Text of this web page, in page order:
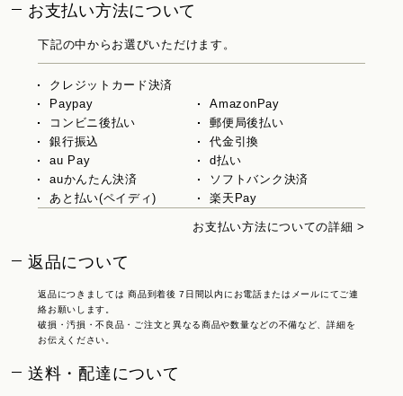
お支払い方法について
下記の中からお選びいただけます。
クレジットカード決済
Paypay
AmazonPay
コンビニ後払い
郵便局後払い
銀行振込
代金引換
au Pay
d払い
auかんたん決済
ソフトバンク決済
あと払い(ペイディ)
楽天Pay
お支払い方法についての詳細 >
返品について
返品につきましては 商品到着後 7日間以内にお電話またはメールにてご連
絡お願いします。
破損・汚損・不良品・ご注文と異なる商品や数量などの不備など、詳細を
お伝えください。
送料・配達について